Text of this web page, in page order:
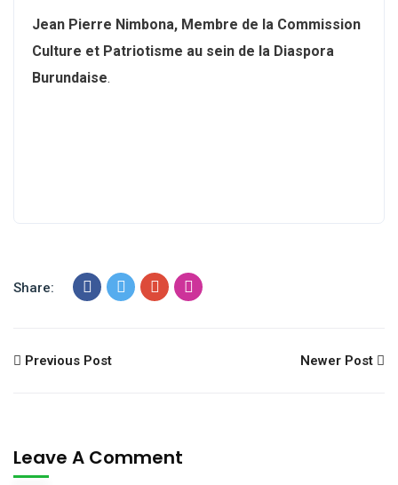
Jean Pierre Nimbona, Membre de la Commission
Culture et Patriotisme au sein de la Diaspora
Burundaise.
Share:
Previous Post Newer Post
Leave A Comment